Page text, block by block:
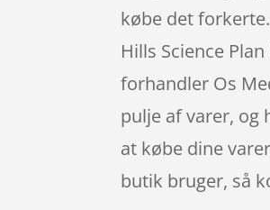
købe det
Hills Science
forhandler Os
pulje af varer, og
at købe dine
butik bruger, så